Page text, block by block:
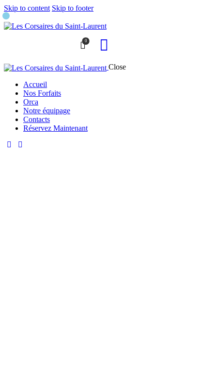
Skip to content Skip to footer
0
Close
Accueil
Nos Forfaits
Orca
Notre équipage
Contacts
Réservez Maintenant